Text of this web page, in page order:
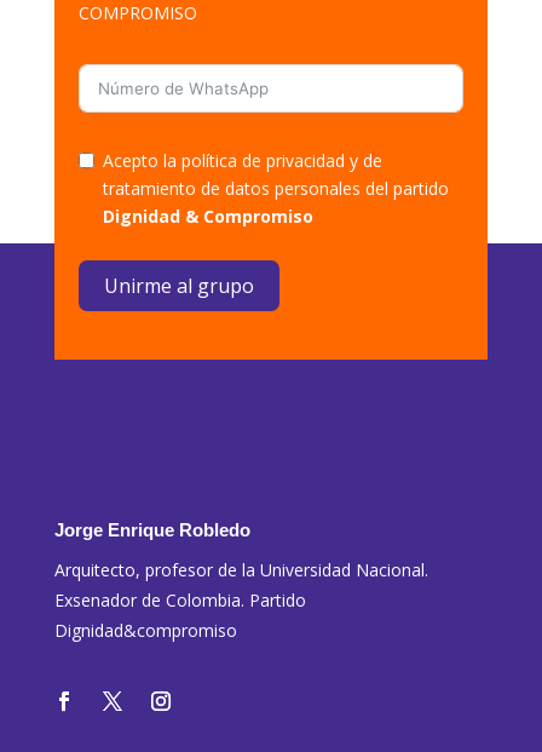
COMPROMISO
Acepto la política de privacidad y de
tratamiento de datos personales del partido
Dignidad & Compromiso
Unirme al grupo
Jorge Enrique Robledo
Arquitecto, profesor de la Universidad Nacional.
Exsenador de Colombia. Partido
Dignidad&compromiso